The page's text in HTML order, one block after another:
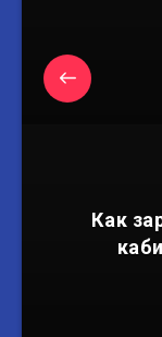
Как